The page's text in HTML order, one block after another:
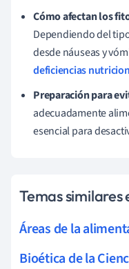
Cómo afectan los
Dependiendo del
desde náuseas y
deficiencias
Preparación para
adecuadamente
esencial para
Temas
Áreas de la
Bioética de la